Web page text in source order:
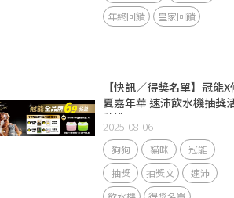
年終回饋
皇家回饋
【快訊／得獎名單】冠能X
夏嘉年華 速沛飲水機抽獎
動說明
2025-08-06
狗狗 貓咪
冠能
抽獎
抽獎文
速沛